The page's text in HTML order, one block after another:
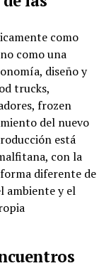
como
como una
diseño y
trucks,
frozen
del nuevo
está
con la
diferente de
ambiente y el